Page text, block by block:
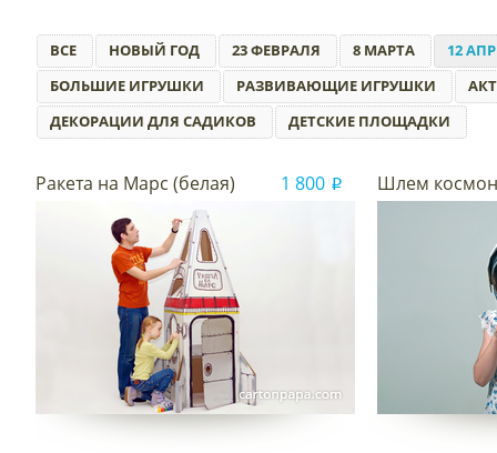
ВСЕ НОВЫЙ ГОД 23 ФЕВРАЛЯ 8 МАРТА
12
БОЛЬШИЕ ИГРУШКИ
РАЗВИВАЮЩИЕ ИГРУШКИ
ДЕКОРАЦИИ ДЛЯ САДИКОВ
ДЕТСКИЕ ПЛОЩАДКИ
Ракета на Марс (белая) 1 800 i Шлем